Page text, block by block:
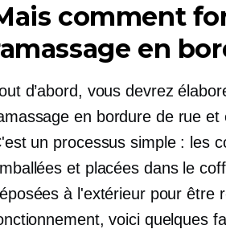
comment
en
d’abord, vous devrez
en bordure de rue
un processus simple : les
et placées dans le
à l'extérieur pour être
voici quelques